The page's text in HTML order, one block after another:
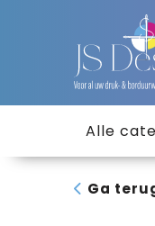
Alle
Ga